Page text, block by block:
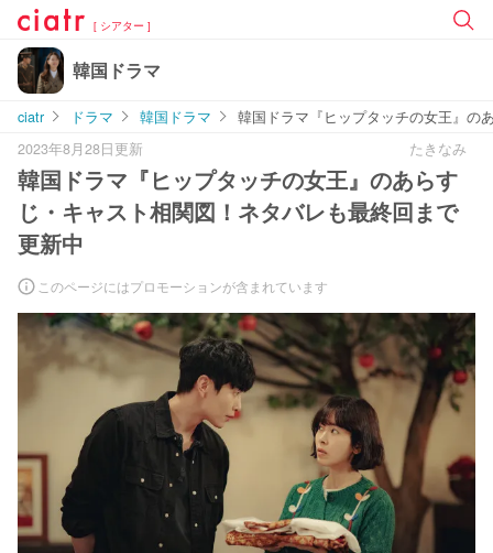
[ シアター ]
韓国ドラマ
ciatr ドラマ 韓国ドラマ
韓国ドラマ『ヒップタッチの女王』の
2023年8月28日更新
たきなみ
韓国ドラマ『ヒップタッチの女王』のあらす
じ・キャスト相関図！ネタバレも最終回まで
更新中
このページにはプロモーションが含まれています